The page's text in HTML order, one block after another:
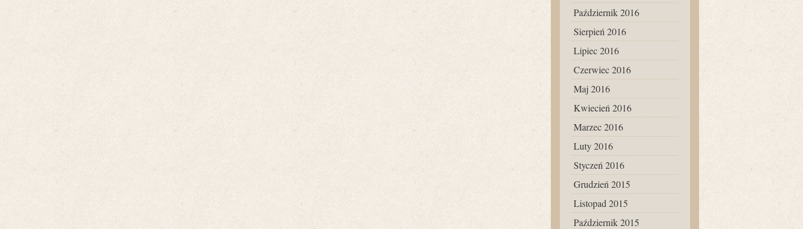
Październik 2016
Sierpień 2016
Lipiec 2016
Czerwiec 2016
Maj 2016
Kwiecień 2016
Marzec 2016
Luty 2016
Styczeń 2016
Grudzień 2015
Listopad 2015
Październik 2015